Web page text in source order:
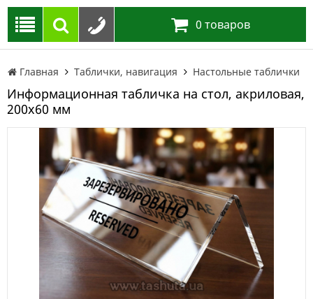
0 товаров
Главная Таблички, навигация Настольные таблички
Информационная табличка на стол, акриловая,
200х60 мм